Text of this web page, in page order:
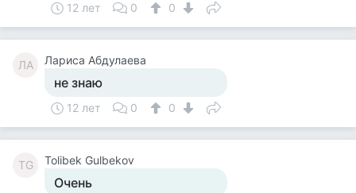
12 лет 0 0
ЛА Лариса Абдулаева
не знаю
12 лет 0 0
TG Tolibek Gulbekov
Очень